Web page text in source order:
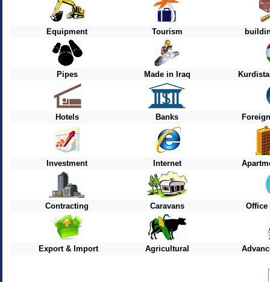
Equipment Tourism
Pipes Made in Iraq
Hotels Banks Foreign
Investment Internet
Contracting Caravans Office
Export & Import Agricultural